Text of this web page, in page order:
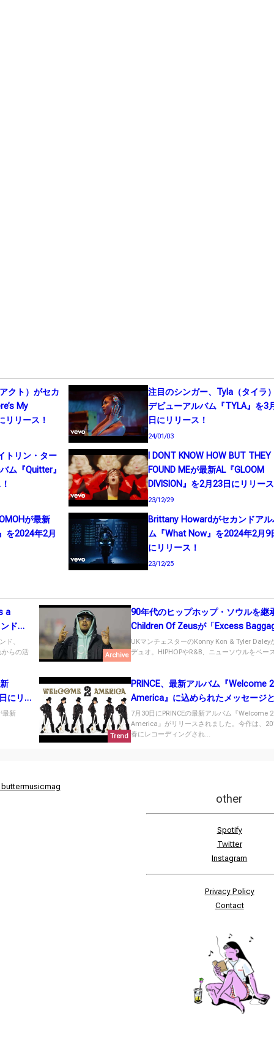
クト）がセカ
My
リリース！
注目のシンガー、Tyla（タイラ
デビューアルバム『TYLA』を3
日にリリース！
24/01/03
トリン・ター
ム『Quitter』
I DONT KNOW HOW BUT THEY
FOUND MEが最新AL『GLOOM
DIVISION』を2月23日にリリース
23/12/29
が最新
を2024年2月
Brittany Howardがセカンドアル
ム『What Now』を2024年2月9
にリリース！
23/12/25
a
ドは
ド、
からの活
Archive
90年代のヒップホップ・ソウルを継
Children Of Zeusが「Excess
リリース
UKマンチェスターのKonny Kon & Tyler Daley
デュオ。HIPHOPやR&B、ニューソウルをベー
にリ
最新
Trend
PRINCE、最新アルバム『Welcome 2
America』に込められたメッセージ
7月30日にPRINCEの最新アルバム『Welcome 2
America』がリリースされました。今作は、
春にレコーディングされ...
other
Spotify
Twitter
Instagram
Privacy Policy
Contact